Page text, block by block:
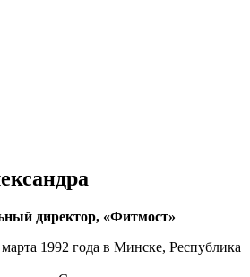
директор, «Фитмост»
1992 года в Минске, Республика